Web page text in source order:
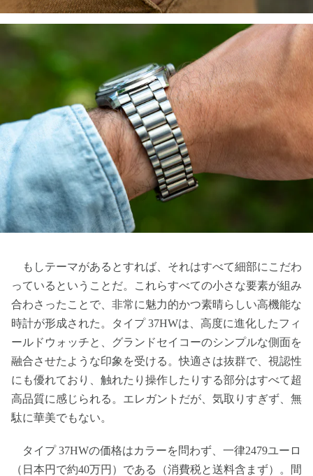
もしテーマがあるとすれば、それはすべて細部にこだわ
っているということだ。これらすべての小さな要素が組み
合わさったことで、非常に魅力的かつ素晴らしい高機能な
時計が形成された。タイプ 37HWは、高度に進化したフィ
ールドウォッチと、グランドセイコーのシンプルな側面を
融合させたような印象を受ける。快適さは抜群で、視認性
にも優れており、触れたり操作したりする部分はすべて超
高品質に感じられる。エレガントだが、気取りすぎず、無
駄に華美でもない。
タイプ 37HWの価格はカラーを問わず、一律2479ユーロ
（日本円で約40万円）である（消費税と送料含まず）。間